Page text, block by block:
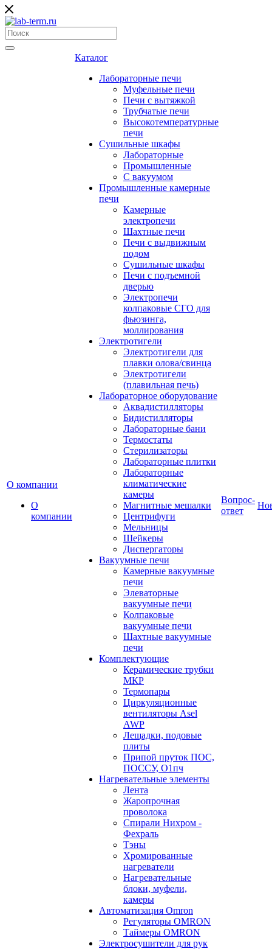
О компании
О
компании
Каталог
Лабораторные печи
Муфельные печи
Печи с вытяжкой
Трубчатые печи
Высокотемпературные
печи
Сушильные шкафы
Лабораторные
Промышленные
С вакуумом
Промышленные камерные
печи
Камерные
электропечи
Шахтные печи
Печи с выдвижным
подом
Сушильные шкафы
Печи с подъемной
дверью
Электропечи
колпаковые СГО для
фьюзинга,
моллирования
Электротигели
Электротигели для
плавки олова/свинца
Электротигели
(плавильная печь)
Лабораторное оборудование
Аквадистилляторы
Бидистилляторы
Лабораторные бани
Термостаты
Стерилизаторы
Лабораторные плитки
Лабораторные
климатические
камеры
Магнитные мешалки
Центрифуги
Мельницы
Шейкеры
Диспергаторы
Вакуумные печи
Камерные вакуумные
печи
Элеваторные
вакуумные печи
Колпаковые
вакуумные печи
Шахтные вакуумные
печи
Комплектующие
Керамические трубки
МКР
Термопары
Циркуляционные
вентиляторы Asel
AWP
Лещадки, подовые
плиты
Припой пруток ПОС,
ПОССУ, О1пч
Нагревательные элементы
Лента
Жаропрочная
проволока
Спирали Нихром -
Фехраль
Тэны
Хромированные
нагреватели
Нагревательные
блоки, муфели,
камеры
Автоматизация Omron
Регуляторы OMRON
Таймеры OMRON
Электросушители для рук
Вопрос-
ответ